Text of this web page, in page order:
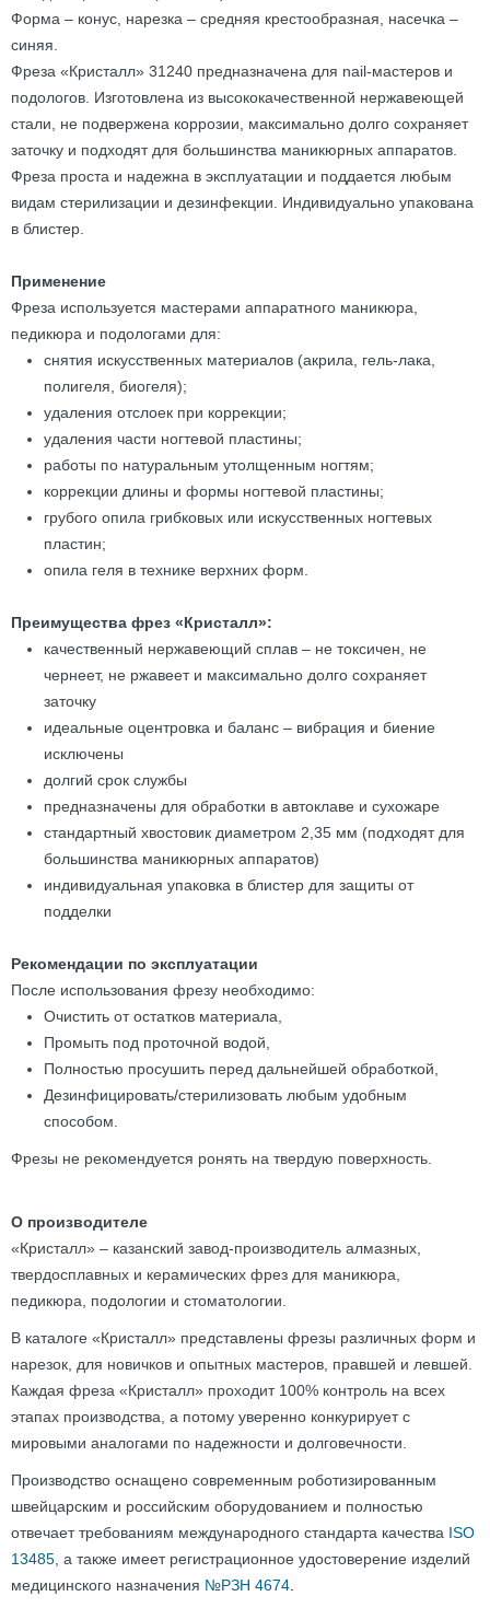
Форма – конус, нарезка – средняя крестообразная, насечка –
синяя.
Фреза «Кристалл» 31240 предназначена для nail-мастеров и
подологов. Изготовлена из высококачественной нержавеющей
стали, не подвержена коррозии, максимально долго сохраняет
заточку и подходят для большинства маникюрных аппаратов.
Фреза проста и надежна в эксплуатации и поддается любым
видам стерилизации и дезинфекции. Индивидуально упакована
в блистер.
Применение
Фреза используется мастерами аппаратного маникюра,
педикюра и подологами для:
снятия искусственных материалов (акрила, гель-лака,
полигеля, биогеля);
удаления отслоек при коррекции;
удаления части ногтевой пластины;
работы по натуральным утолщенным ногтям;
коррекции длины и формы ногтевой пластины;
грубого опила грибковых или искусственных ногтевых
пластин;
опила геля в технике верхних форм.
Преимущества фрез «Кристалл»:
качественный нержавеющий сплав – не токсичен, не
чернеет, не ржавеет и максимально долго сохраняет
заточку
идеальные оцентровка и баланс – вибрация и биение
исключены
долгий срок службы
предназначены для обработки в автоклаве и сухожаре
стандартный хвостовик диаметром 2,35 мм (подходят для
большинства маникюрных аппаратов)
индивидуальная упаковка в блистер для защиты от
подделки
Рекомендации по эксплуатации
После использования фрезу необходимо:
Очистить от остатков материала,
Промыть под проточной водой,
Полностью просушить перед дальнейшей обработкой,
Дезинфицировать/стерилизовать любым удобным
способом.
Фрезы не рекомендуется ронять на твердую поверхность.
О производителе
«Кристалл» – казанский завод-производитель алмазных,
твердосплавных и керамических фрез для маникюра,
педикюра, подологии и стоматологии.
В каталоге «Кристалл» представлены фрезы различных форм и
нарезок, для новичков и опытных мастеров, правшей и левшей.
Каждая фреза «Кристалл» проходит 100% контроль на всех
этапах производства, а потому уверенно конкурирует с
мировыми аналогами по надежности и долговечности.
Производство оснащено современным роботизированным
швейцарским и российским оборудованием и полностью
отвечает требованиям международного стандарта качества ISO
13485 , а также имеет регистрационное удостоверение изделий
медицинского назначения №РЗН 4674